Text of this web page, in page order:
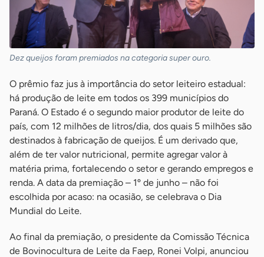
Dez queijos foram premiados na categoria super ouro.
O prêmio faz jus à importância do setor leiteiro estadual:
há produção de leite em todos os 399 municípios do
Paraná. O Estado é o segundo maior produtor de leite do
país, com 12 milhões de litros/dia, dos quais 5 milhões são
destinados à fabricação de queijos. É um derivado que,
além de ter valor nutricional, permite agregar valor à
matéria prima, fortalecendo o setor e gerando empregos e
renda. A data da premiação – 1º de junho – não foi
escolhida por acaso: na ocasião, se celebrava o Dia
Mundial do Leite.
Ao final da premiação, o presidente da Comissão Técnica
de Bovinocultura de Leite da Faep, Ronei Volpi, anunciou